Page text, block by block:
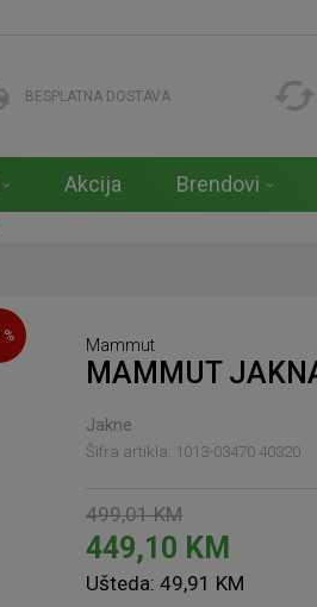
BESPLATNA DOSTAVA
Akcija Brendovi
% Mammut
MAMMUT
Jakne
Šifra artikla: 1013-03470 40320
499,01 KM
449,10 KM
Ušteda: 49,91 KM